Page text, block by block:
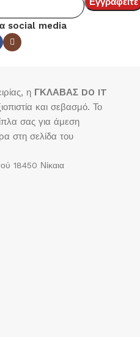
social media
η ΓΚΛΑΒΑΣ DO IT
και σεβασμό. Το
σας για άμεση
στη σελίδα του
18450 Νίκαια